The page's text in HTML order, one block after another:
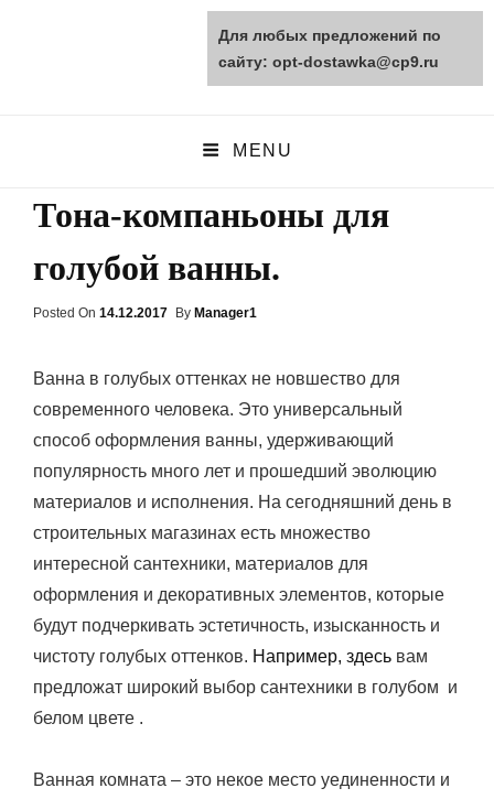
opt-dostawka.ru
MENU
Тона-компаньоны для
голубой ванны.
Posted On Posted
14.12.2017 By Manager1
Ванна в голубых оттенках не новшество для
современного человека. Это универсальный
способ оформления ванны, удерживающий
популярность много лет и прошедший эволюцию
материалов и исполнения. На сегодняшний день в
строительных магазинах есть множество
интересной сантехники, материалов для
оформления и декоративных элементов, которые
будут подчеркивать эстетичность, изысканность и
чистоту голубых оттенков. Например, здесь вам
предложат широкий выбор сантехники в голубом и
белом цвете .
Ванная комната – это некое место уединенности и
Для любых предложений по
сайту: opt-dostawka@cp9.ru